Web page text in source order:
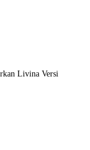
Livina Versi